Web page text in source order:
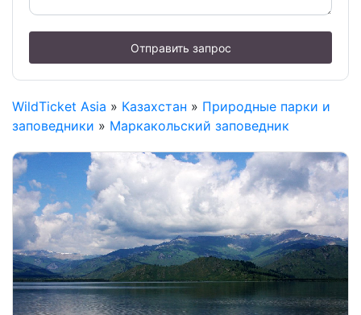
Отправить запрос
WildTicket Asia » Казахстан » Природные парки и
заповедники » Маркакольский заповедник